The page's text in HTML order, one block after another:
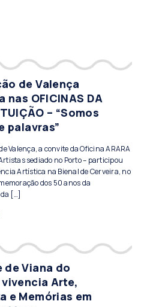
de Valença
nas OFICINAS DA
– “Somos
palavras”
Valença, a convite da Oficina ARARA
sediado no Porto – participou
Artística na Bienal de Cerveira, no
dos 50 anos da
[…]
de Viana do
Arte,
e Memórias em